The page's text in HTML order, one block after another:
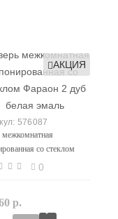
АКЦИЯ
576087
межкомнатная
со стеклом
2 дуб белая эмаль
0
р.